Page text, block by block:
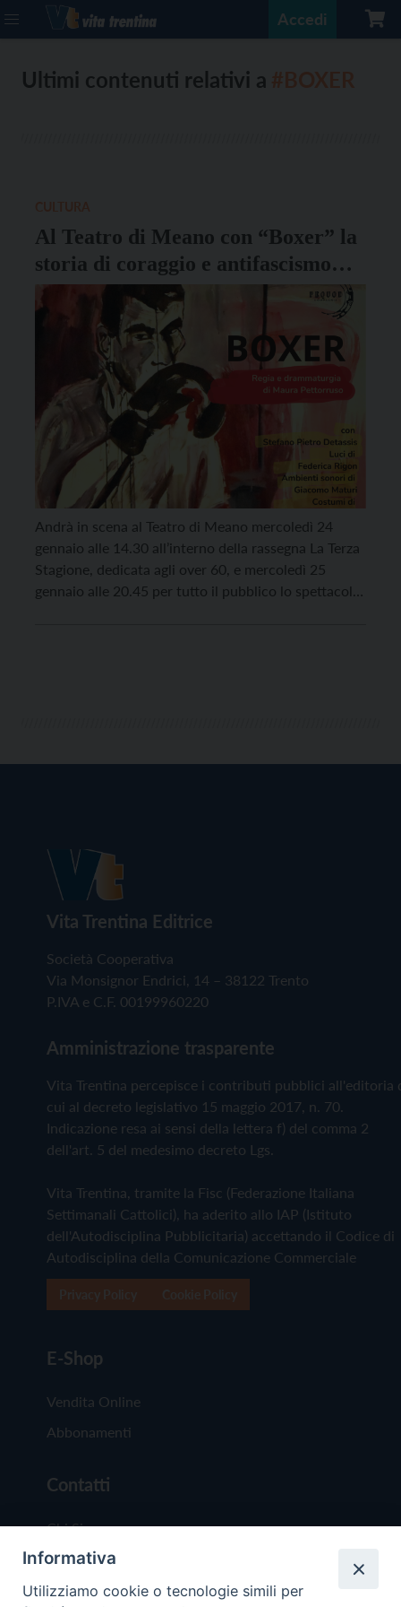
Accedi
Ultimi contenuti relativi a
Al Teatro di Meano con “Boxer” la
storia di coraggio e antifascismo
dell’emigrato Eugenio Lorenzoni
Andrà in scena al Teatro di Meano mercoledì 24
gennaio alle 14.30 all’interno della rassegna La Terza
Stagione, dedicata agli over 60, e mercoledì 25
gennaio alle 20.45 per tutto il pubblico lo spettacolo
Vita Trentina Editrice
Società Cooperativa
Via Monsignor Endrici, 14 – 38122 Trento
P.IVA e C.F. 00199960220
Amministrazione trasparente
Vita Trentina percepisce i contributi pubblici all'editoria
cui al decreto legislativo 15 maggio 2017, n. 70.
Indicazione resa ai sensi della lettera f) del comma 2
dell'art. 5 del medesimo decreto Lgs.
Vita Trentina, tramite la Fisc (Federazione Italiana
Settimanali Cattolici), ha aderito allo IAP (Istituto
dell'Autodisciplina Pubblicitaria) accettando il Codice di
Autodisciplina della Comunicazione Commerciale
E-Shop
Vendita Online
Abbonamenti
Contatti
Chi Siamo
Redazione
Scrivici
Informativa
Utilizziamo cookie o tecnologie simili per